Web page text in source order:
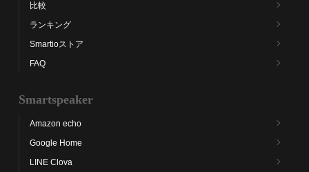
比較
ランキング
Smartioストア
FAQ
Smartspeaker
Amazon echo
Google Home
LINE Clova